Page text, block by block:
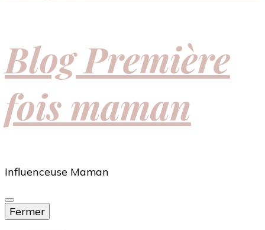
Blog Première
fois maman
Influenceuse Maman
Fermer